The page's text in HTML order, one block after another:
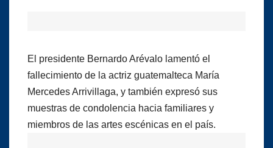
El presidente Bernardo Arévalo lamentó el
fallecimiento de la actriz guatemalteca María
Mercedes Arrivillaga, y también expresó sus
muestras de condolencia hacia familiares y
miembros de las artes escénicas en el país.